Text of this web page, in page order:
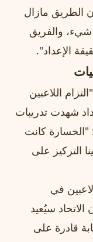
الطريق مازال
والفريق
الإعداد".
اللاعبين
شهدت تدريبات
"الخسارة كانت
التركيز على
في
الاتحاد سيُعيد
عناصر شابة قادرة على